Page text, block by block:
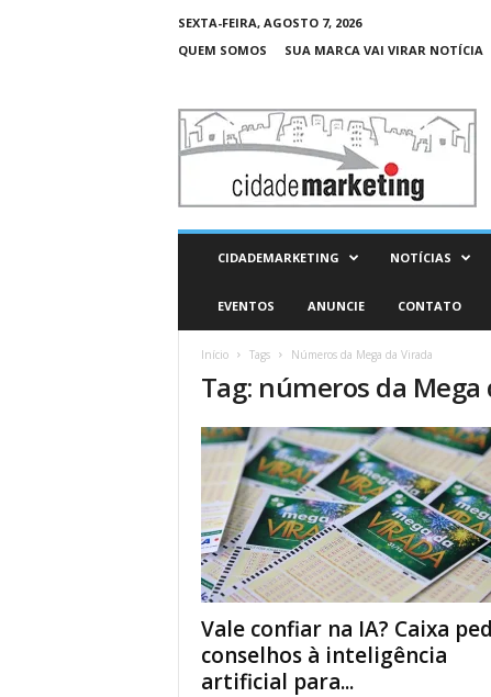
SEXTA-FEIRA, AGOSTO 7, 2026
QUEM SOMOS
SUA MARCA VAI VIRAR NOTÍCIA
C
d
CIDADEMARKETING NOTÍCIAS
EVENTOS ANUNCIE CONTATO
Início Tags Números da Mega da Virada
Tag: números da Mega
Vale confiar na IA? Caixa
conselhos à inteligência
artificial para...